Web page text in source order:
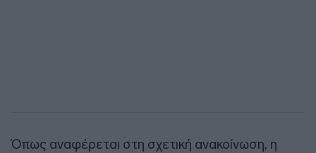
Όπως αναφέρεται στη σχετική ανακοίνωση, η